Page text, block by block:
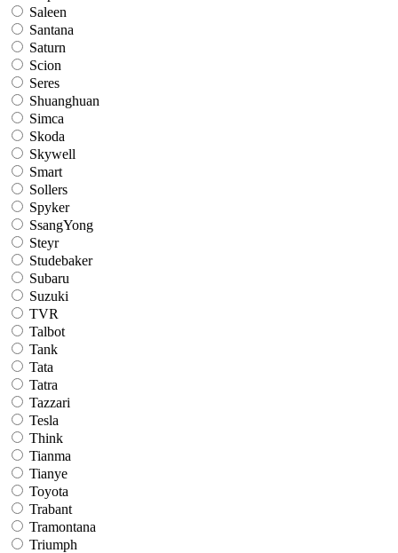
Saleen
Santana
Saturn
Scion
Seres
Shuanghuan
Simca
Skoda
Skywell
Smart
Sollers
Spyker
SsangYong
Steyr
Studebaker
Subaru
Suzuki
TVR
Talbot
Tank
Tata
Tatra
Tazzari
Tesla
Think
Tianma
Tianye
Toyota
Trabant
Tramontana
Triumph